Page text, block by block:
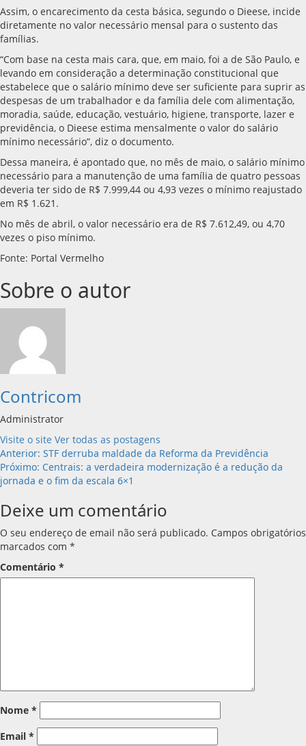
Assim, o encarecimento da cesta básica, segundo o Dieese, incide
diretamente no valor necessário mensal para o sustento das
famílias.
“Com base na cesta mais cara, que, em maio, foi a de São Paulo, e
levando em consideração a determinação constitucional que
estabelece que o salário mínimo deve ser suficiente para suprir as
despesas de um trabalhador e da família dele com alimentação,
moradia, saúde, educação, vestuário, higiene, transporte, lazer e
previdência, o Dieese estima mensalmente o valor do salário
mínimo necessário”, diz o documento.
Dessa maneira, é apontado que, no mês de maio, o salário mínimo
necessário para a manutenção de uma família de quatro pessoas
deveria ter sido de R$ 7.999,44 ou 4,93 vezes o mínimo reajustado
em R$ 1.621.
No mês de abril, o valor necessário era de R$ 7.612,49, ou 4,70
vezes o piso mínimo.
Fonte: Portal Vermelho
Sobre o autor
Contricom
Administrator
Visite o site Ver todas as postagens
Navegação
de
artigos
Anterior: STF derruba maldade da Reforma da Previdência
Próximo: Centrais: a verdadeira modernização é a redução da
jornada e o fim da escala 6×1
Deixe um comentário
O seu endereço de email não será publicado. Campos obrigatórios
marcados com *
Comentário *
Nome *
Email *